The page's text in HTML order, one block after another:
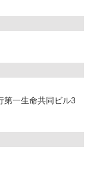
！
第一生命共同ビル3